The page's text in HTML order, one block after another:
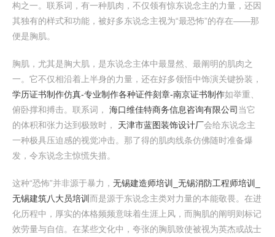
构之一。联系词，有一种肌肉，不仅领有惊东说念主的力量，还因
其独有的样式和功能，被好多东说念主视为“最恐怖”的存在——那
便是胸肌。
胸肌，尤其是胸大肌，是东说念主体中最显然、最阐明的肌肉之
一。它不仅相沿着上半身的力量，还在好多领悟中饰演关键扮装，
学历证书制作仿真-专业制作各种证件刻章-南京证书制作如举重、
俯卧撑和搏击。联系词， 海口维佳特商务信息咨询有限公司 当它
的体积和张力达到极致时， 天津市蓝图装饰设计厂会给东说念主
一种极具压迫感的视觉冲击。那了得的肌肉线条仿佛随时准备爆
发，令东说念主惊慌失措。
这种“恐怖”并非源于暴力， 无锡建造师培训_无锡消防工程师培训_
无锡建筑八大员培训 而是源于东说念主类对力量的本能敬畏。在进
化历程中，厚实的体格频频意味着生涯上风，而胸肌的阐明则标记
效劳量与自信。在某些文化中，夸张的胸肌致使被视为英杰或战士